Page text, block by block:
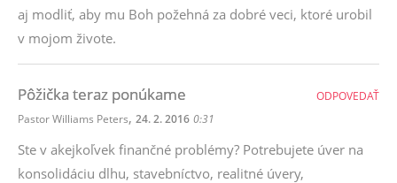
aj modliť, aby mu Boh požehná za dobré veci, ktoré urobil
v mojom živote.
Pôžička teraz ponúkame
Pastor Williams Peters, 24. 2. 2016 0:31
Ste v akejkoľvek finančné problémy? Potrebujete úver na
konsolidáciu dlhu, stavebníctvo, realitné úvery,
ODPOVEDAŤ